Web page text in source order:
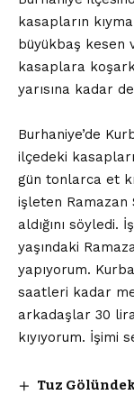
kasapların
büyükbaş kesen
kasaplara
yarısına kadar
Burhaniye’de
ilçedeki
gün tonlarca et
işleten Ramazan
aldığını söyledi.
yaşındaki
yapıyorum.
saatleri kadar
arkadaşlar 30
kıyıyorum. İşimi
Tuz